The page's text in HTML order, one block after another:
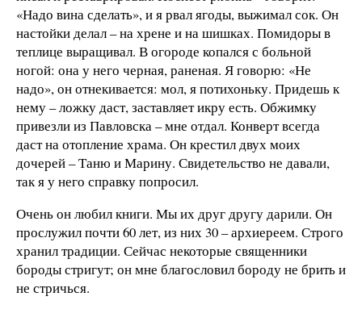
«Надо вина сделать», и я рвал ягоды, выжимал сок. Он
настойки делал – на хрене и на шишках. Помидоры в
теплице выращивал. В огороде копался с больной
ногой: она у него черная, раненая. Я говорю: «Не
надо», он отнекивается: мол, я потихоньку. Придешь к
нему – ложку даст, заставляет икру есть. Обжимку
привезли из Павловска – мне отдал. Конверт всегда
даст на отопление храма. Он крестил двух моих
дочерей – Таню и Марину. Свидетельство не давали,
так я у него справку попросил.
Очень он любил книги. Мы их друг другу дарили. Он
прослужил почти 60 лет, из них 30 – архиереем. Строго
хранил традиции. Сейчас некоторые священники
бороды стригут; он мне благословил бороду не брить и
не стричься.